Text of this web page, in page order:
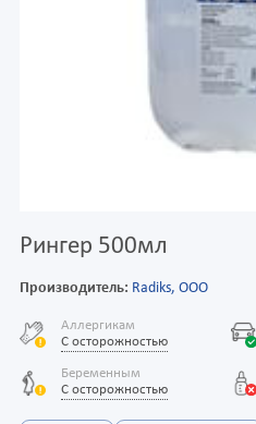
Рингер 500мл
Производитель: Radiks, ООО
Аллергикам
С осторожностью
Беременным
С осторожностью